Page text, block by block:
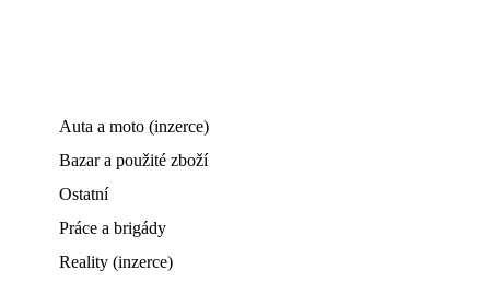
Auta a moto (inzerce)
Bazar a použité zboží
Ostatní
Práce a brigády
Reality (inzerce)